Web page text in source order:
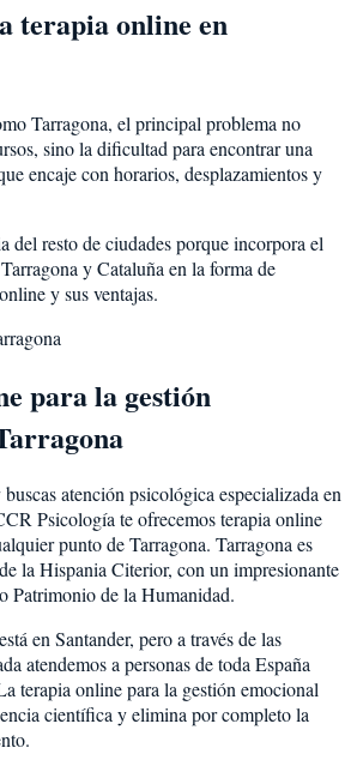
terapia online en
Tarragona, el principal problema no
sino la dificultad para encontrar una
encaje con horarios, desplazamientos y
del resto de ciudades porque incorpora el
Tarragona yCataluña en la forma de
y sus ventajas.
para la gestión
buscas atención psicológica especializada en
Psicología te ofrecemos terapia online
punto deTarragona. Tarragonaes
la Hispania Citerior, con un impresionante
Patrimonio de la Humanidad.
en Santander, pero a través de las
atendemos a personas de toda España
terapia online para la gestión emocional
científica y elimina por completo la